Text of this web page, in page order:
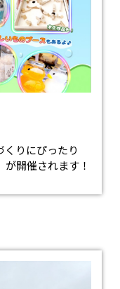
りにぴったり
開催されます！